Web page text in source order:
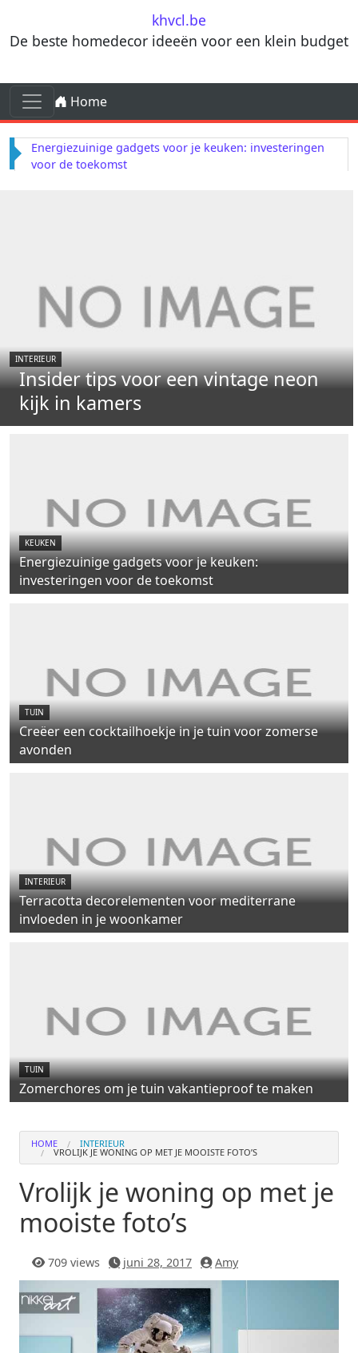
khvcl.be
De beste homedecor ideeën voor een klein budget
Skip to content
Main Navigation
Home
Energiezuinige gadgets voor je keuken: investeringen
voor de toekomst
INTERIEUR
Insider tips voor een vintage neon
kijk in kamers
KEUKEN
Energiezuinige gadgets voor je keuken:
investeringen voor de toekomst
TUIN
Creëer een cocktailhoekje in je tuin voor zomerse
avonden
INTERIEUR
Terracotta decorelementen voor mediterrane
invloeden in je woonkamer
TUIN
Zomerchores om je tuin vakantieproof te maken
HOME INTERIEUR
VROLIJK JE WONING OP MET JE MOOISTE FOTO’S
Vrolijk je woning op met je
mooiste foto’s
709 views juni 28, 2017 Amy